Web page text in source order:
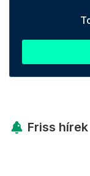
Friss hírek